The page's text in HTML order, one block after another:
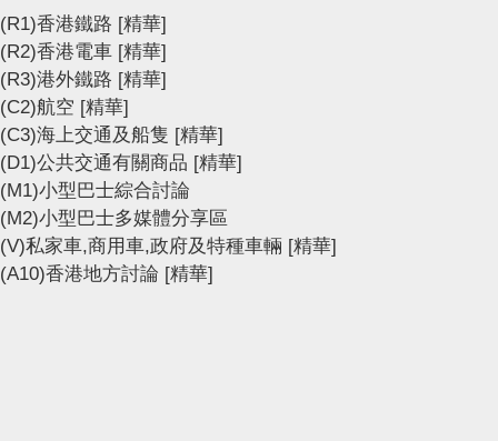
(R1)香港鐵路 [精華]
(R2)香港電車 [精華]
(R3)港外鐵路 [精華]
(C2)航空 [精華]
(C3)海上交通及船隻 [精華]
(D1)公共交通有關商品 [精華]
(M1)小型巴士綜合討論
(M2)小型巴士多媒體分享區
(V)私家車,商用車,政府及特種車輛 [精華]
(A10)香港地方討論 [精華]